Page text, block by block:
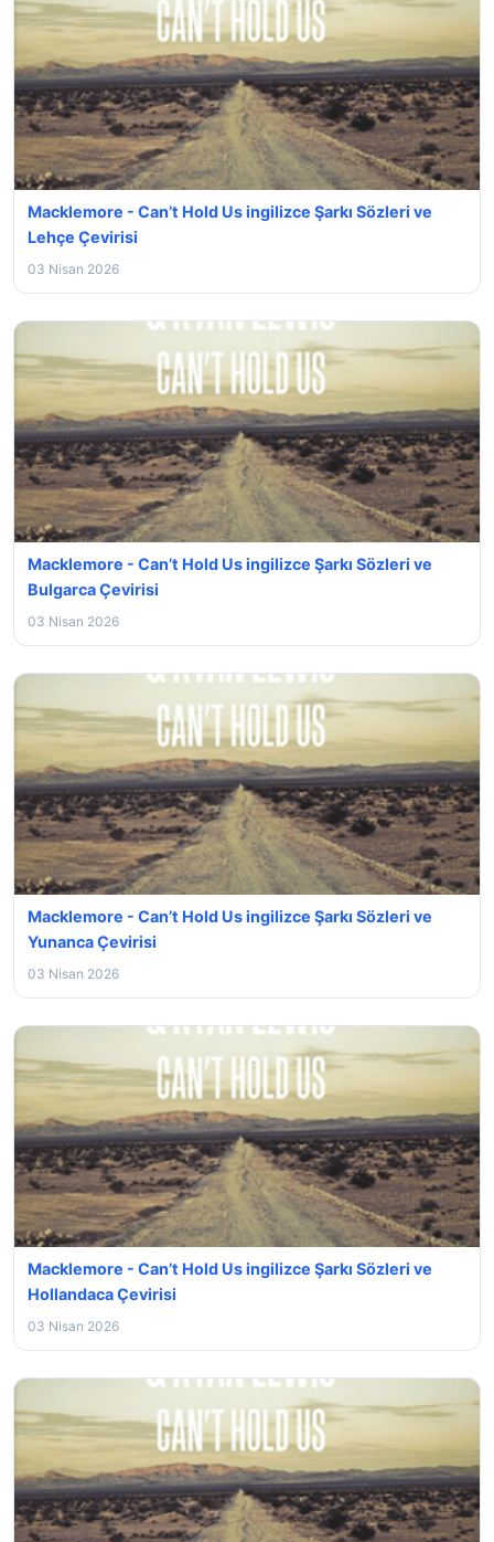
Macklemore - Can’t Hold Us ingilizce Şarkı Sözleri ve
Lehçe Çevirisi
03 Nisan 2026
Macklemore - Can’t Hold Us ingilizce Şarkı Sözleri ve
Bulgarca Çevirisi
03 Nisan 2026
Macklemore - Can’t Hold Us ingilizce Şarkı Sözleri ve
Yunanca Çevirisi
03 Nisan 2026
Macklemore - Can’t Hold Us ingilizce Şarkı Sözleri ve
Hollandaca Çevirisi
03 Nisan 2026